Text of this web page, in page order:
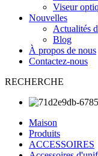
Viseur
Nouvelles
Actualités
Blog
À propos de nous
Contactez-nous
RECHERCHE
Maison
Produits
ACCESSOIRES